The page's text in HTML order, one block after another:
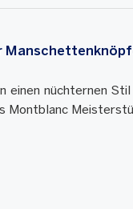
nüchternen
Montblanc